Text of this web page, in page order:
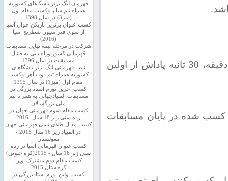
زمان بازی برای هر دو بازیکن 90 دقیقه، 30 ثانیه پاداش از اولین
کسب شده در پایان مسابقات
قهرمان لیگ برتر باشگاهای کشوربه
همراه تیم سایپا وکسب مقام اول
(میز3) در سال 1398
کسب عنوان برترین بازیکن جوان آسیا
از سوی فدراسیون شطرنج آسیا
(2016)
شرکت در مرحله نیمه نهایی مسابقات
قهرمانی کشور وراه یابی به فینال
مسابقات در سال 1396
نایب قهرمانی لیگ برتر باشگاهای
کشوربه همراه تیم ذوب آهن وکسب
مقام اول (میز1) در سال 1395
کسب اخرین نورم استاد بزرگی در
مسابقات المپیادجهانی به همراه تیم
ملی بزرگسالان
کسب مقام سوم قهرمانی جهان در
رده سنی زیر 18 سال -2016
کسب مدال طلای تیمی قهرمانی جهان
در المپیاد زیر 16 سال 2015 -
مغولستان
کسب عنوان قهرمانی اسیا در رده
سنی زیر 16 سال - 2015(کره جنوبی)
کسب مقام دوم مشترک اوپن
گرجستان 2015
کسب اولین نورم استادبزرگی در